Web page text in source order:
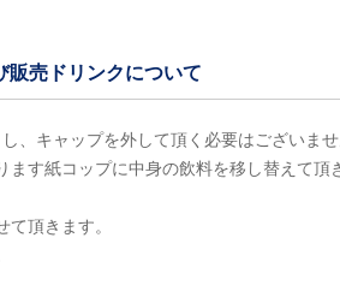
売ドリンクについて
し、キャップを外して頂く必要はございませ
す紙コップに中身の飲料を移し替えて頂
頂きます。